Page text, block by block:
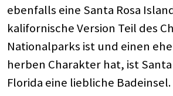
ebenfalls eine Santa Rosa
kalifornische Version Teil des
Nationalparks ist und einen
herben Charakter hat, ist Santa
Florida eine liebliche Badeinsel.